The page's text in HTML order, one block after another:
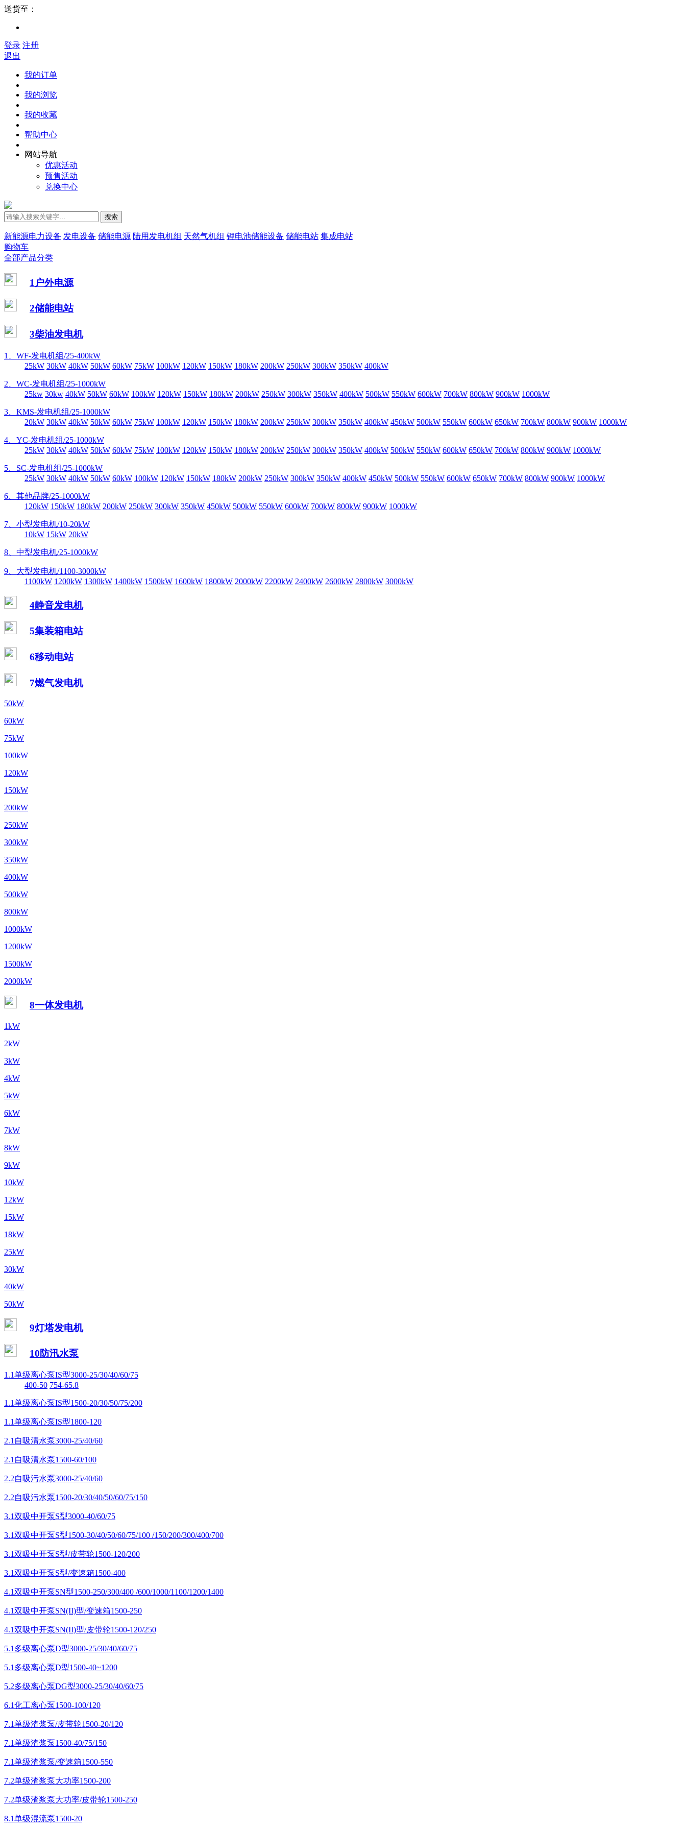
送货至：
登录 注册
退出
我的订单
我的浏览
我的收藏
帮助中心
网站导航
优惠活动
预售活动
兑换中心
搜索
新能源电力设备 发电设备 储能电源 陆用发电机组 天然气机组 锂电池储能设备 储能电站 集成电站
购物车
全部产品分类
1户外电源
2储能电站
3柴油发电机
1、WF-发电机组/25-400kW
25kW 30kW 40kW 50kW 60kW 75kW 100kW 120kW 150kW 180kW 200kW 250kW 300kW 350kW 400kW
2、WC-发电机组/25-1000kW
25kw 30kw 40kW 50kW 60kW 100kW 120kW 150kW 180kW 200kW 250kW 300kW 350kW 400kW 500kW 550kW 600kW 700kW 800kW 900kW 1000kW
3、KMS-发电机组/25-1000kW
20kW 30kW 40kW 50kW 60kW 75kW 100kW 120kW 150kW 180kW 200kW 250kW 300kW 350kW 400kW 450kW 500kW 550kW 600kW 650kW 700kW 800kW 900kW 1000kW
4、YC-发电机组/25-1000kW
25kW 30kW 40kW 50kW 60kW 75kW 100kW 120kW 150kW 180kW 200kW 250kW 300kW 350kW 400kW 500kW 550kW 600kW 650kW 700kW 800kW 900kW 1000kW
5、SC-发电机组/25-1000kW
25kW 30kW 40kW 50kW 60kW 100kW 120kW 150kW 180kW 200kW 250kW 300kW 350kW 400kW 450kW 500kW 550kW 600kW 650kW 700kW 800kW 900kW 1000kW
6、其他品牌/25-1000kW
120kW 150kW 180kW 200kW 250kW 300kW 350kW 450kW 500kW 550kW 600kW 700kW 800kW 900kW 1000kW
7、小型发电机/10-20kW
10kW 15kW 20kW
8、中型发电机/25-1000kW
9、大型发电机/1100-3000kW
1100kW 1200kW 1300kW 1400kW 1500kW 1600kW 1800kW 2000kW 2200kW 2400kW 2600kW 2800kW 3000kW
4静音发电机
5集装箱电站
6移动电站
7燃气发电机
50kW
60kW
75kW
100kW
120kW
150kW
200kW
250kW
300kW
350kW
400kW
500kW
800kW
1000kW
1200kW
1500kW
2000kW
8一体发电机
1kW
2kW
3kW
4kW
5kW
6kW
7kW
8kW
9kW
10kW
12kW
15kW
18kW
25kW
30kW
40kW
50kW
9灯塔发电机
10防汛水泵
1.1单级离心泵IS型3000-25/30/40/60/75
400-50 754-65.8
1.1单级离心泵IS型1500-20/30/50/75/200
1.1单级离心泵IS型1800-120
2.1自吸清水泵3000-25/40/60
2.1自吸清水泵1500-60/100
2.2自吸污水泵3000-25/40/60
2.2自吸污水泵1500-20/30/40/50/60/75/150
3.1双吸中开泵S型3000-40/60/75
3.1双吸中开泵S型1500-30/40/50/60/75/100 /150/200/300/400/700
3.1双吸中开泵S型/皮带轮1500-120/200
3.1双吸中开泵S型/变速箱1500-400
4.1双吸中开泵SN型1500-250/300/400 /600/1000/1100/1200/1400
4.1双吸中开泵SN(II)型/变速箱1500-250
4.1双吸中开泵SN(II)型/皮带轮1500-120/250
5.1多级离心泵D型3000-25/30/40/60/75
5.1多级离心泵D型1500-40~1200
5.2多级离心泵DG型3000-25/30/40/60/75
6.1化工离心泵1500-100/120
7.1单级渣浆泵/皮带轮1500-20/120
7.1单级渣浆泵1500-40/75/150
7.1单级渣浆泵/变速箱1500-550
7.2单级渣浆泵大功率1500-200
7.2单级渣浆泵大功率/皮带轮1500-250
8.1单级混流泵1500-20